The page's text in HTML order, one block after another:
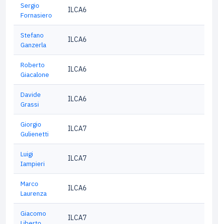
Sergio
Fornasiero
ILCA6
Stefano
Ganzerla
ILCA6
Roberto
Giacalone
ILCA6
Davide
Grassi
ILCA6
Giorgio
Gulienetti
ILCA7
Luigi
Iampieri
ILCA7
Marco
Laurenza
ILCA6
Giacomo
ILCA7